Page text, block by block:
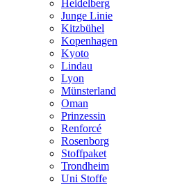
Heidelberg
Junge Linie
Kitzbühel
Kopenhagen
Kyoto
Lindau
Lyon
Münsterland
Oman
Prinzessin
Renforcé
Rosenborg
Stoffpaket
Trondheim
Uni Stoffe